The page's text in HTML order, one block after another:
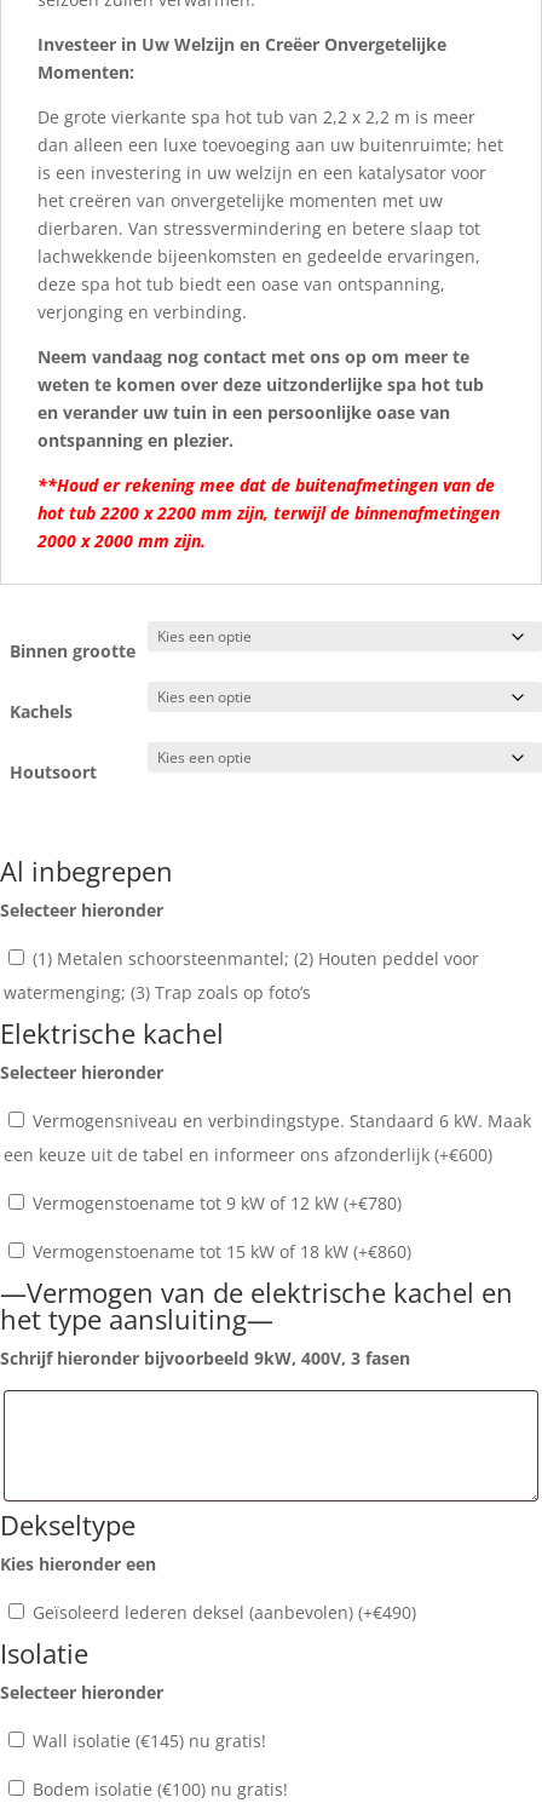
Investeer in Uw Welzijn en Creëer Onvergetelijke
Momenten:
De grote vierkante spa hot tub van 2,2 x 2,2 m is meer
dan alleen een luxe toevoeging aan uw buitenruimte; het
is een investering in uw welzijn en een katalysator voor
het creëren van onvergetelijke momenten met uw
dierbaren. Van stressvermindering en betere slaap tot
lachwekkende bijeenkomsten en gedeelde ervaringen,
deze spa hot tub biedt een oase van ontspanning,
verjonging en verbinding.
Neem vandaag nog contact met ons op om meer te
weten te komen over deze uitzonderlijke spa hot tub
en verander uw tuin in een persoonlijke oase van
ontspanning en plezier.
**Houd er rekening mee dat de buitenafmetingen van de
hot tub 2200 x 2200 mm zijn, terwijl de binnenafmetingen
2000 x 2000 mm zijn.
Binnen grootte
Kachels
Houtsoort
Al inbegrepen
Selecteer hieronder
(1) Metalen schoorsteenmantel; (2) Houten peddel voor
watermenging; (3) Trap zoals op foto’s
Elektrische kachel
Selecteer hieronder
Vermogensniveau en verbindingstype. Standaard 6 kW. Maak
een keuze uit de tabel en informeer ons afzonderlijk (+€600)
Vermogenstoename tot 9 kW of 12 kW (+€780)
Vermogenstoename tot 15 kW of 18 kW (+€860)
—Vermogen van de elektrische kachel en
het type aansluiting—
Schrijf hieronder bijvoorbeeld 9kW, 400V, 3 fasen
Dekseltype
Kies hieronder een
Geïsoleerd lederen deksel (aanbevolen) (+€490)
Isolatie
Selecteer hieronder
Wall isolatie (€145) nu gratis!
Bodem isolatie (€100) nu gratis!